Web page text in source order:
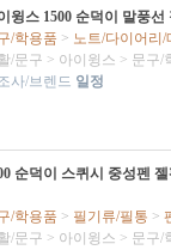
윙스 1500 순덕이 말풍
/학용품 > 노트/다이어리/
/문구 > 아이윙스 > 문구/
사/브렌드 일정
순덕이 스퀴시 중성펜
/학용품 > 필기류/필통 >
/문구 > 아이윙스 > 문구/